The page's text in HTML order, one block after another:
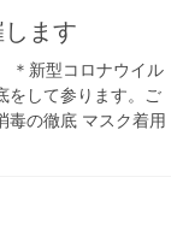
ます
＊新型コロナウイル
をして参ります。ご
毒の徹底 マスク着用